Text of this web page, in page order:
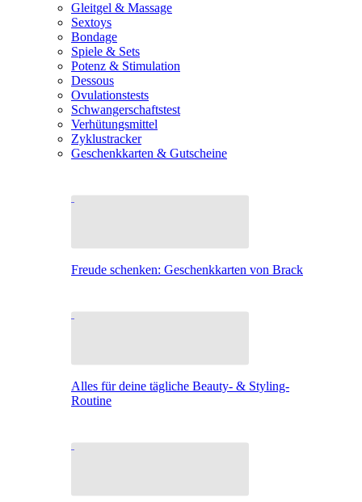
Gleitgel & Massage
Sextoys
Bondage
Spiele & Sets
Potenz & Stimulation
Dessous
Ovulationstests
Schwangerschaftstest
Verhütungsmittel
Zyklustracker
Geschenkkarten & Gutscheine
Freude schenken: Geschenkkarten von Brack
Alles für deine tägliche Beauty- & Styling-
Routine